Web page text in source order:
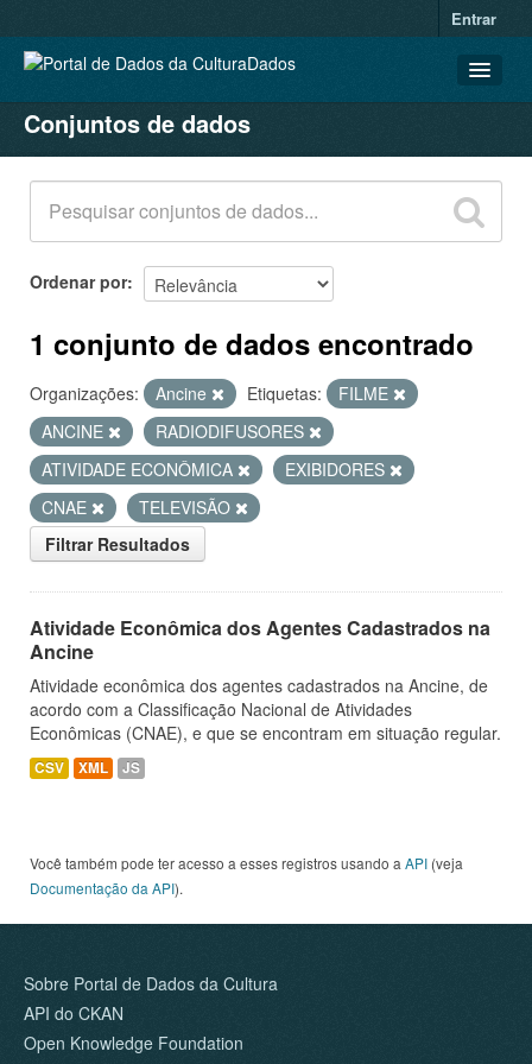
Entrar
CONJUNTOS DE DADOS
ORGANIZAÇÕES
GRUPOS
SOBRE
Conjuntos de dados
Ordenar por
1 conjunto de dados encontrado
Organizações: Ancine Etiquetas:
FILME
ANCINE
RADIODIFUSORES
ATIVIDADE ECONÔMICA
EXIBIDORES
CNAE
TELEVISÃO
Filtrar Resultados
Atividade Econômica dos Agentes Cadastrados na
Ancine
Atividade econômica dos agentes cadastrados na Ancine, de
acordo com a Classificação Nacional de Atividades
Econômicas (CNAE), e que se encontram em situação regular.
CSV XML JS
Você também pode ter acesso a esses registros usando a API (veja
Documentação da API).
Sobre Portal de Dados da Cultura
API do CKAN
Open Knowledge Foundation